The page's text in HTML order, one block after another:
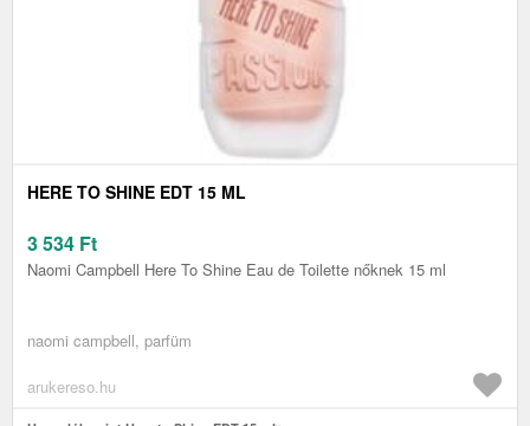
HERE TO SHINE EDT 15 ML
3 534 Ft
Naomi Campbell Here To Shine Eau de Toilette nőknek 15 ml
naomi campbell, parfüm
arukereso.hu